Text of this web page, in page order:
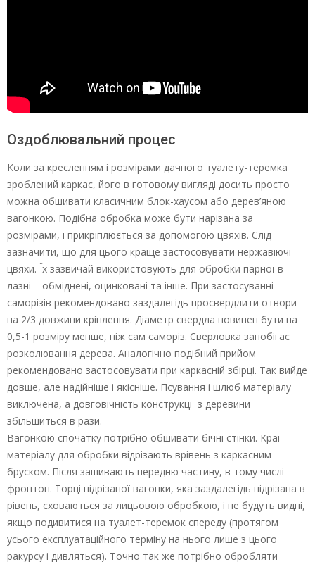
Оздоблювальний процес
Коли за кресленням і розмірами дачного туалету-теремка
зроблений каркас, його в готовому вигляді досить просто
можна обшивати класичним блок-хаусом або дерев’яною
вагонкою. Подібна обробка може бути нарізана за
розмірами, і прикріплюється за допомогою цвяхів. Слід
зазначити, що для цього краще застосовувати нержавіючі
цвяхи. Їх зазвичай використовують для обробки парної в
лазні – обміднені, оцинковані та інше. При застосуванні
саморізів рекомендовано заздалегідь просвердлити отвори
на 2/3 довжини кріплення. Діаметр свердла повинен бути на
0,5-1 розміру менше, ніж сам саморіз. Сверловка запобігає
розколювання дерева. Аналогічно подібний прийом
рекомендовано застосовувати при каркасній збірці. Так вийде
довше, але надійніше і якісніше. Псування і шлюб матеріалу
виключена, а довговічність конструкції з деревини
збільшиться в рази.
Вагонкою спочатку потрібно обшивати бічні стінки. Краї
матеріалу для обробки відрізають врівень з каркасним
бруском. Після зашивають передню частину, в тому числі
фронтон. Торці підрізаної вагонки, яка заздалегідь підрізана в
рівень, сховаються за лицьовою обробкою, і не будуть видні,
якщо подивитися на туалет-теремок спереду (протягом
усього експлуатаційного терміну на нього лише з цього
ракурсу і дивляться). Точно так же потрібно обробляти